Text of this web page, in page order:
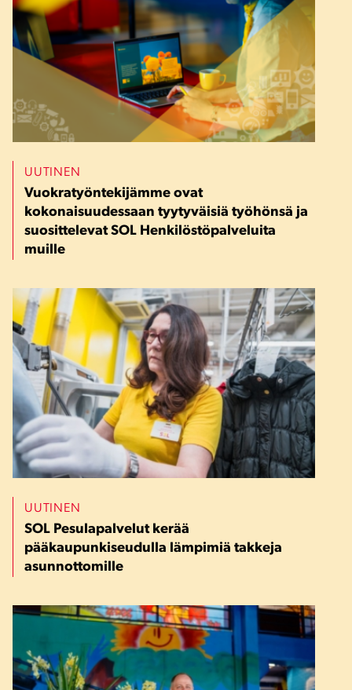
UUTINEN
Vuokratyöntekijämme ovat
kokonaisuudessaan tyytyväisiä työhönsä ja
suosittelevat SOL Henkilöstöpalveluita
muille
UUTINEN
SOL Pesulapalvelut kerää
pääkaupunkiseudulla lämpimiä takkeja
asunnottomille